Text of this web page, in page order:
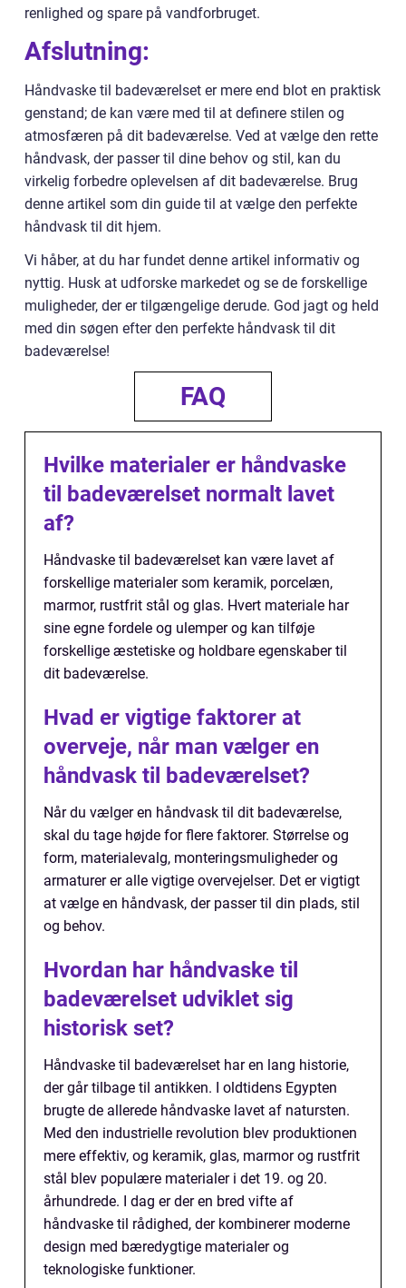
renlighed og spare på vandforbruget.
Afslutning:
Håndvaske til badeværelset er mere end blot en praktisk
genstand; de kan være med til at definere stilen og
atmosfæren på dit badeværelse. Ved at vælge den rette
håndvask, der passer til dine behov og stil, kan du
virkelig forbedre oplevelsen af dit badeværelse. Brug
denne artikel som din guide til at vælge den perfekte
håndvask til dit hjem.
Vi håber, at du har fundet denne artikel informativ og
nyttig. Husk at udforske markedet og se de forskellige
muligheder, der er tilgængelige derude. God jagt og held
med din søgen efter den perfekte håndvask til dit
badeværelse!
FAQ
Hvilke materialer er håndvaske
til badeværelset normalt lavet
af?
Håndvaske til badeværelset kan være lavet af
forskellige materialer som keramik, porcelæn,
marmor, rustfrit stål og glas. Hvert materiale har
sine egne fordele og ulemper og kan tilføje
forskellige æstetiske og holdbare egenskaber til
dit badeværelse.
Hvad er vigtige faktorer at
overveje, når man vælger en
håndvask til badeværelset?
Når du vælger en håndvask til dit badeværelse,
skal du tage højde for flere faktorer. Størrelse og
form, materialevalg, monteringsmuligheder og
armaturer er alle vigtige overvejelser. Det er vigtigt
at vælge en håndvask, der passer til din plads, stil
og behov.
Hvordan har håndvaske til
badeværelset udviklet sig
historisk set?
Håndvaske til badeværelset har en lang historie,
der går tilbage til antikken. I oldtidens Egypten
brugte de allerede håndvaske lavet af natursten.
Med den industrielle revolution blev produktionen
mere effektiv, og keramik, glas, marmor og rustfrit
stål blev populære materialer i det 19. og 20.
århundrede. I dag er der en bred vifte af
håndvaske til rådighed, der kombinerer moderne
design med bæredygtige materialer og
teknologiske funktioner.